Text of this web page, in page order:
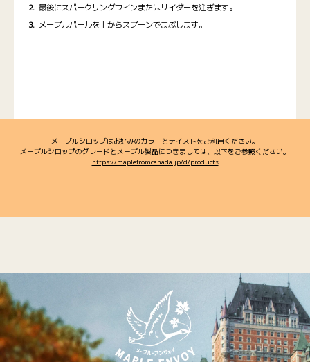
最後にスパークリングワインまたはサイダーを注ぎます。
メープルパールを上からスプーンでまぶします。
メープルシロップはお好みのカラーとテイストをご利用ください。
メープルシロップのグレードとメープル製品につきましては、以下をご参照ください。
https://maplefromcanada.jp/d/products